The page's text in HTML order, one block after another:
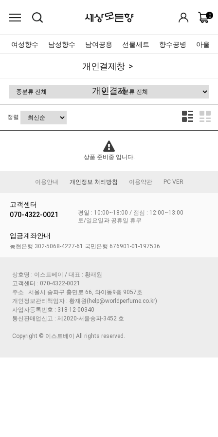
0
여성향수 남성향수 남여공용 선물세트 향수공병 아울렛
개인결제창
개인결제
정렬
상품 준비중 입니다.
이용안내 개인정보 처리방침 이용약관 PC VER
고객센터
070-4322-0021
평일 : 10:00~18:00 / 점심 : 12:00~13:00
토/일요일과 공휴일 휴무
입금계좌안내
농협은행 302-5068-4227-61 국민은행 676901-01-197536
상호명 : 이스트베이 / 대표 : 황재원
고객센터 : 070-4322-0021
주소 : 서울시 송파구 충민로 66, 와이동9층 9057호
개인정보관리책임자 : 황재원(help@worldperfume.co.kr)
사업자등록번호 : 318-12-00340
통신판매업신고 : 제2020-서울송파-3452 호
Copyright © 이스트베이 All rights reserved.